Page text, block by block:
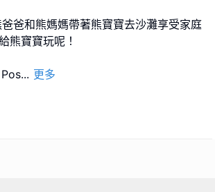
爸和熊媽媽帶著熊寶寶去沙灘享受家庭
熊寶寶玩呢！
... 更多